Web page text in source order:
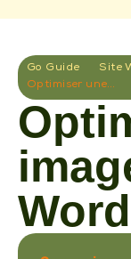
Go Guide Site
Optimiser une image sur WordPress